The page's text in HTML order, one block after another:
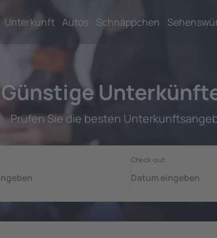
Unterkunft Autos Schnäppchen
Günstige
Prüfen Sie die besten